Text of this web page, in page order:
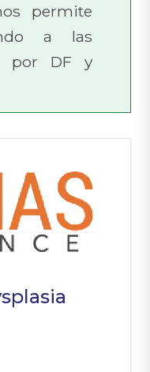
permite
a las
por DF y